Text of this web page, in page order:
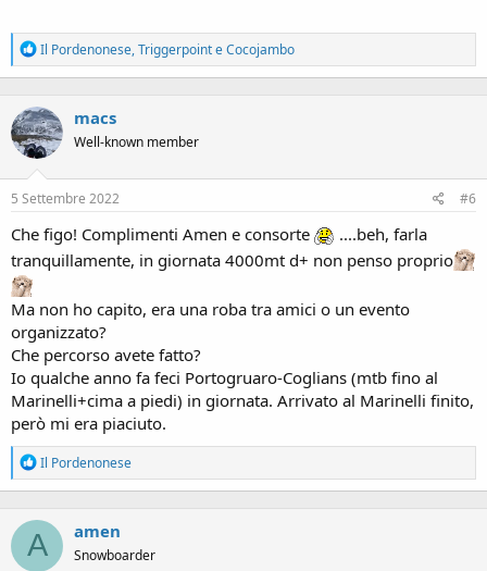
R
e
a
t
i
o
n
:
Il Pordenonese,TriggerpointeCocojambo
macs
Well-known member
5 Settembre 2022 #6
Che figo! Complimenti Amen e consorte
....beh, farla
tranquillamente, in giornata 4000mt d+ non penso proprio
Ma non ho capito, era una roba tra amici o un evento
organizzato?
Che percorso avete fatto?
Io qualche anno fa feci Portogruaro-Coglians (mtb fino al
Marinelli+cima a piedi) in giornata. Arrivato al Marinelli finito,
però mi era piaciuto.
R
e
a
t
i
Il Pordenonese
A amen
Snowboarder